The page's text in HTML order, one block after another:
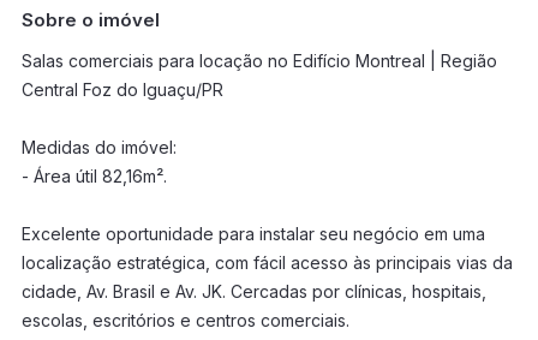
Sobre o imóvel
Salas comerciais para locação no Edifício Montreal | Região
Central Foz do Iguaçu/PR
Medidas do imóvel:
- Área útil 82,16m².
Excelente oportunidade para instalar seu negócio em uma
localização estratégica, com fácil acesso às principais vias da
cidade, Av. Brasil e Av. JK. Cercadas por clínicas, hospitais,
escolas, escritórios e centros comerciais.